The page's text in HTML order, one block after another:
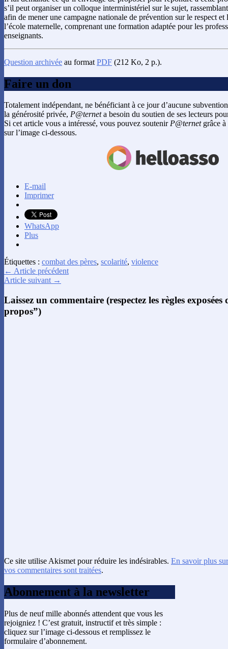
s’il peut organiser un colloque interministériel sur le sujet,
afin de mener une campagne nationale de prévention sur le respect et
l’école maternelle, comprenant une formation adaptée pour les
enseignants.
Question archivée au format PDF (212 Ko, 2 p.).
Faire un don
Totalement indépendant, ne bénéficiant à ce jour d’aucune
la générosité privée, P@terneta besoin du soutien de ses lecteurs
Si cet article vous a intéressé, vous pouvez soutenirP@ternetgrâce à
sur l’image ci-dessous.
E-mail
Imprimer
WhatsApp
Plus
Étiquettes : combat des pères, scolarité, violence
← Article précédent
Article suivant →
Laissez un commentaire (respectez les règles
propos”)
Ce site utilise Akismet pour réduire les indésirables. En savoir plus
vos commentaires sont traitées.
Abonnement à la newsletter
Plus de neuf mille abonnés attendent que vous les
rejoigniez ! C’est gratuit, instructif et très simple :
cliquez sur l’image ci-dessous et remplissez le
formulaire d’abonnement.